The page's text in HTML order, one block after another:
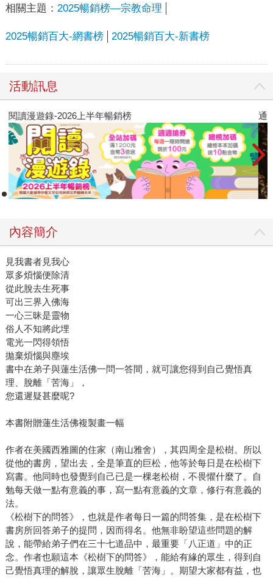
相關主題： 2025暢銷榜—宗教命理
2025暢銷百大-網書榜 2025暢銷百大-新書榜
活動訊息
閱讀漫遊錄-2026上半年暢銷榜 通
內容簡介
見我書者見我心
眾多煩惱便除清
從此脫去生死事
可出三界入佛海
一心三昧是靈物
俗人不知將此埋
電光一閃得領悟
拋棄煩惱與塵埃
書中在弟子與蓮生活佛一問一答間，就可讓您得到自己覺悟真
理、脫離「苦海」，
您還遲疑甚麼呢?
本書附贈蓮生活佛複製畫一幅
作者在美國西雅圖的住家（南山雅舍），其四周全是松樹。所以
從他的書房，望出去，全是筆直的巨松，他等於每日是在松樹下
寫書。他同時也發覺到自己已是一棵老松樹，不畏懼什麼了。自
勉每天做一點有意義的事，寫一點有意義的文章，修行有意義的
法。
《松樹下的問答》，也就是作者每日一篇的問答集，是在松樹下
書房所回答弟子的提問，因而得名。他無非盼望這些問題的解
說，能帶給弟子們在三十七道品中，最重要「八正道」中的正
念。作者也願這本《松樹下的問答》，能給有緣的眾生，得到自
己覺悟真理的解脫，讓眾生脫離「苦海」。期望大家都有益，也